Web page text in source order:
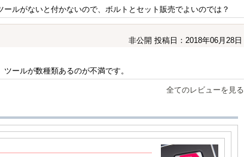
ルがないと付かないので、ボルトとセット販売でよいのでは？
非公開 投稿日：2018年06月28日
ールが数種類あるのが不満です。
全てのレビューを見る